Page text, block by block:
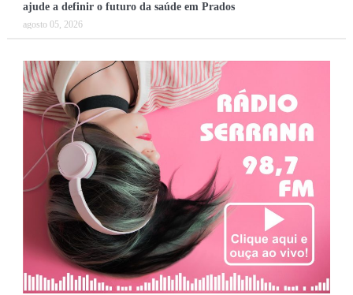
ajude a definir o futuro da saúde em Prados
agosto 05, 2026